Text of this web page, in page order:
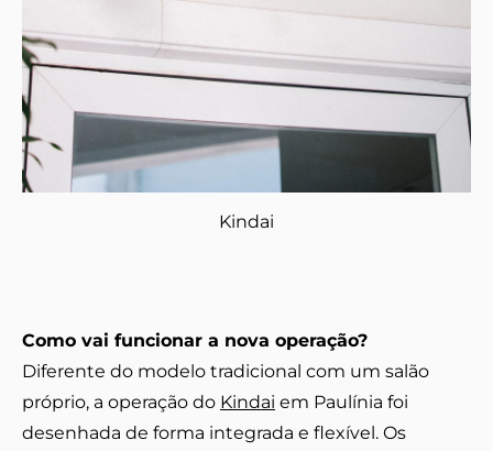
Kindai
Como vai funcionar a nova operação?
Diferente do modelo tradicional com um salão
próprio, a operação do Kindai em Paulínia foi
desenhada de forma integrada e flexível. Os